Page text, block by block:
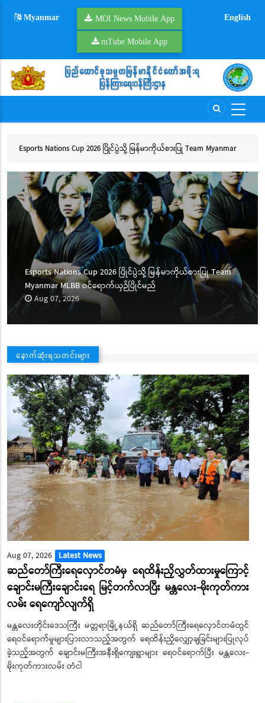
Myanmar MOI News Mobile App
mTube Mobile App
English
Esports Nations Cup 2026 ပြိုင်ပွဲသို့ မြန်မာကိုယ်စားပြု Team Myanmar
Esports Nations Cup 2026 ပြိုင်ပွဲသို့ မြန်မာကိုယ်စားပြု Team
Myanmar MLBB ဝင်ရောက်ယှဉ်ပြိုင်မည်
Aug 07, 2026
နောက်ဆုံးရသတင်းများ
Aug 07, 2026 Latest News
ဆည်တော်ကြီးရေလှောင်တမံမှ ရေထိန်းညှိလွှတ်ထားမှုကြောင့်
ချောင်းမကြီးချောင်းရေ မြင့်တက်လာပြီး မန္တလေး-မိုးကုတ်ကား
လမ်း ‌ရေ‌ကျော်လျက်ရှိ
မန္တလေးတိုင်းဒေသကြီး မတ္တရာမြို့နယ်ရှိ ဆည်တော်ကြီးရေလှောင်တမံတွင်
ရေဝင်ရောက်မှုများပြားလာသည့်အတွက် ရေထိန်းညှိလျှော့ချခြင်းများပြုလုပ်
ခဲ့သည့်အတွက် ချောင်းမကြီးအနီးရှိကျေးရွာများ ရေဝင်ရောက်ပြီး မန္တလေး-
မိုးကုတ်ကားလမ်း တံငါ